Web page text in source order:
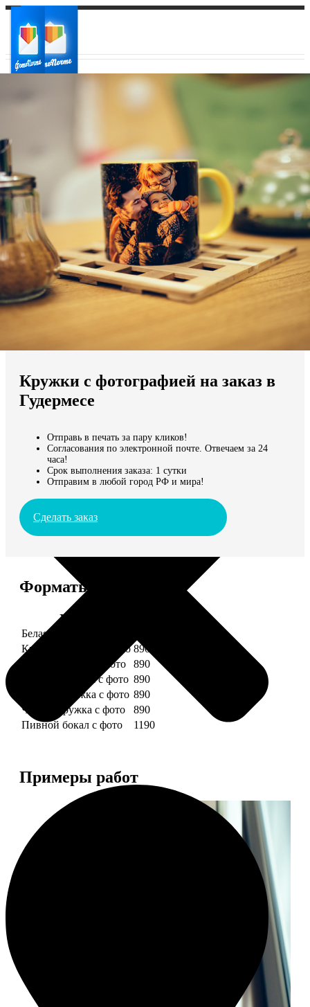
Ваш регион доставки
Выберите из списка:
Мы доставляем по всему миру
Продолжить без города
Кружки с фотографией на заказ в
Гудермесе
Отправь в печать за пару кликов!
Согласования по электронной почте. Отвечаем за 24
часа!
Срок выполнения заказа: 1 сутки
Отправим в любой город РФ и мира!
Сделать заказ
Форматы и цены
Услуга
Белая кружка с фото
Красная кружка с фото 890
Желтая кружка с фото
890
Зеленая кружка с фото 890
Голубая кружка с фото 890
Черная кружка с фото
890
Пивной бокал с фото
1190
Примеры работ